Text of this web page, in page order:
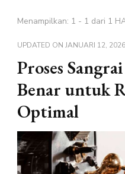
Menampilkan: 1 - 1 dari 1
UPDATED ON JANUARI 12, 2026
Proses
Benar untuk
Optimal